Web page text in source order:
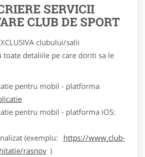
SERVICII
CLUB DE SPORT
clubului/salii
toate detaliile pe care doriti sa le
pentru mobil - platforma
pentru mobil - platforma iOS:
(exemplu:
https://www.club-
rasnov )